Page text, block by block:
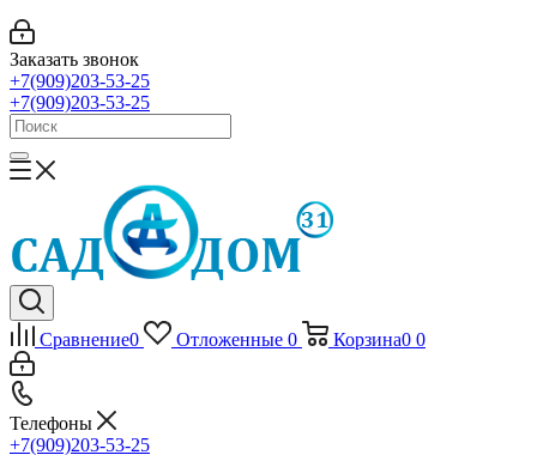
Заказать звонок
+7(909)203-53-25
+7(909)203-53-25
Сравнение0 Отложенные 0 Корзина0 0
Телефоны
+7(909)203-53-25